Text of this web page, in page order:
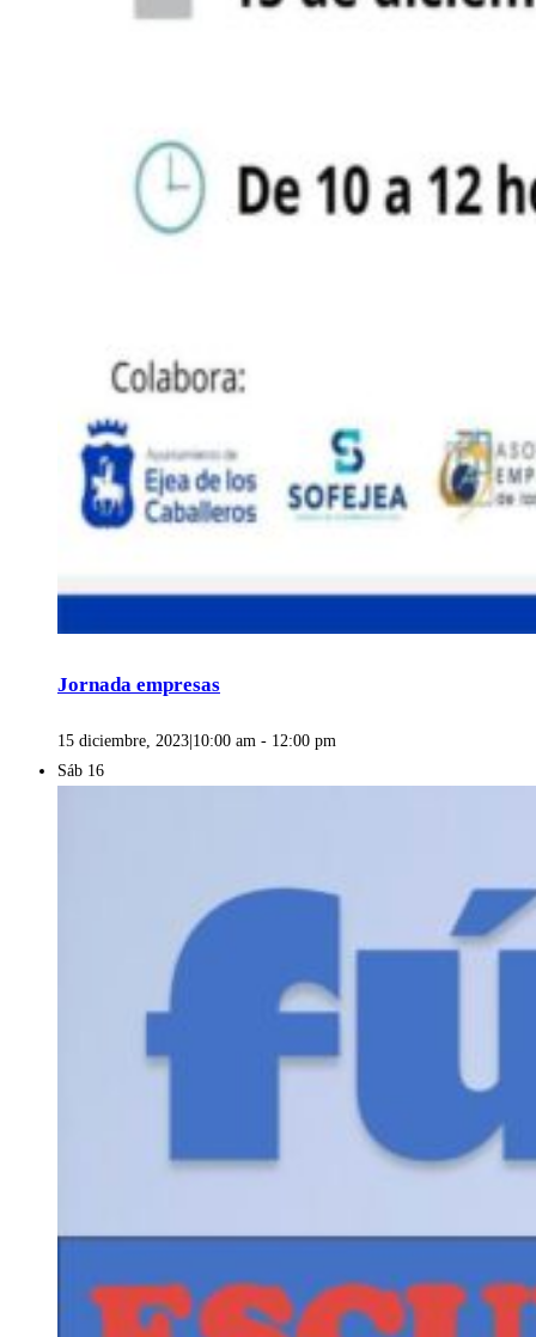
Jornada empresas
15 diciembre, 2023|10:00 am - 12:00 pm
Sáb 16